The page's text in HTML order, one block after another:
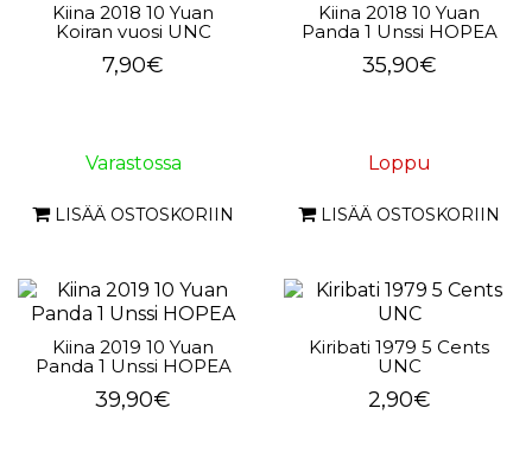
Kiina 2018 10 Yuan
Koiran vuosi UNC
7,90€
Varastossa
LISÄÄ OSTOSKORIIN
Kiina 2018 10 Yuan
Panda 1 Unssi HOPEA
35,90€
Loppu
LISÄÄ OSTOSKORIIN
Kiina 2019 10 Yuan
Panda 1 Unssi HOPEA
39,90€
Kiribati 1979 5 Cents
UNC
2,90€